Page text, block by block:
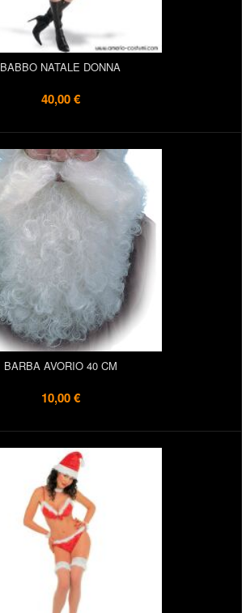
BABBO NATALE DONNA
40,00 €
BARBA AVORIO 40 CM
10,00 €